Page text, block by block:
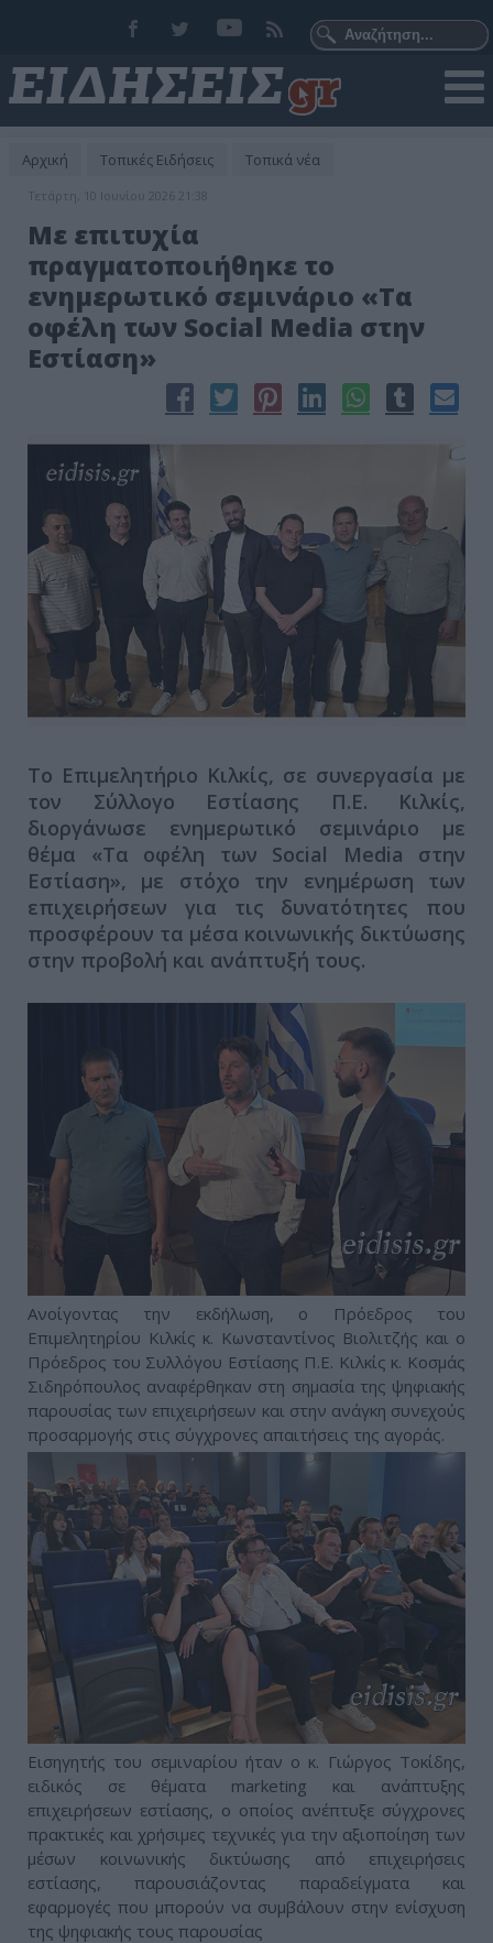
Αρχική Τοπικές Ειδήσεις Τοπικά νέα
Τετάρτη, 10 Ιουνίου 2026 21:38
Με επιτυχία
πραγματοποιήθηκε το
ενημερωτικό σεμινάριο «Τα
οφέλη των Social Media στην
Εστίαση»
Το Επιμελητήριο Κιλκίς, σε συνεργασία με
τον Σύλλογο Εστίασης Π.Ε. Κιλκίς,
διοργάνωσε ενημερωτικό σεμινάριο με
θέμα «Τα οφέλη των Social Media στην
Εστίαση», με στόχο την ενημέρωση των
επιχειρήσεων για τις δυνατότητες που
προσφέρουν τα μέσα κοινωνικής δικτύωσης
στην προβολή και ανάπτυξή τους.
Ανοίγοντας την εκδήλωση, ο Πρόεδρος του
Επιμελητηρίου Κιλκίς κ. Κωνσταντίνος Βιολιτζής και ο
Πρόεδρος του Συλλόγου Εστίασης Π.Ε. Κιλκίς κ. Κοσμάς
Σιδηρόπουλος αναφέρθηκαν στη σημασία της ψηφιακής
παρουσίας των επιχειρήσεων και στην ανάγκη συνεχούς
προσαρμογής στις σύγχρονες απαιτήσεις της αγοράς.
Εισηγητής του σεμιναρίου ήταν ο κ. Γιώργος Τοκίδης,
ειδικός σε θέματα marketing και ανάπτυξης
επιχειρήσεων εστίασης, ο οποίος ανέπτυξε σύγχρονες
πρακτικές και χρήσιμες τεχνικές για την αξιοποίηση των
μέσων κοινωνικής δικτύωσης από επιχειρήσεις
εστίασης, παρουσιάζοντας παραδείγματα και
εφαρμογές που μπορούν να συμβάλουν στην ενίσχυση
της ψηφιακής τους παρουσίας